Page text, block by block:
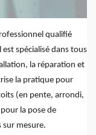
qualifié
spécialisé dans tous
la réparation et
la pratique pour
(en pente, arrondi,
la pose de
sur mesure.